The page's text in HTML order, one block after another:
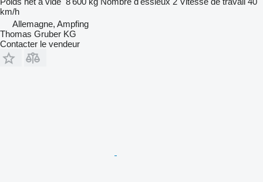
km/h
Allemagne, Ampfing
Thomas Gruber KG
Contacter le vendeur